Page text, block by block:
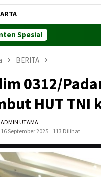
Spesial
BERITA
0312/
HUT TNI
ADMIN UTAMA
16 September 2025
113 Dilihat